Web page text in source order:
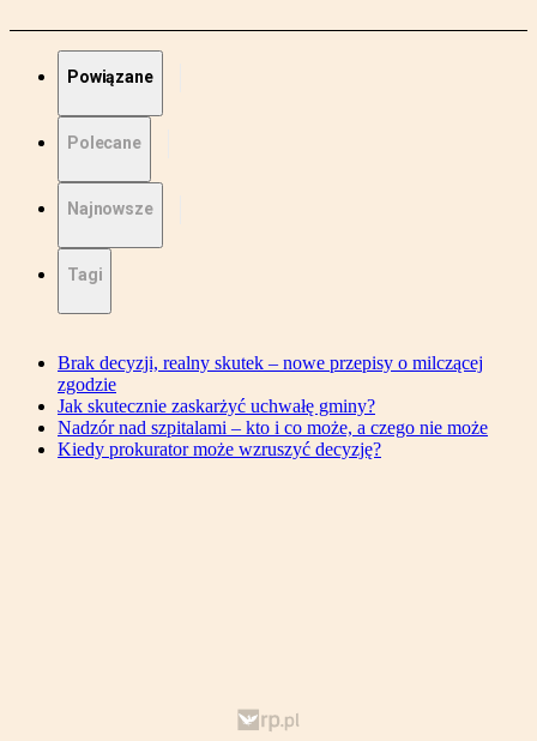
Powiązane
Polecane
Najnowsze
Tagi
Brak decyzji, realny skutek – nowe przepisy o milczącej
zgodzie
Jak skutecznie zaskarżyć uchwałę gminy?
Nadzór nad szpitalami – kto i co może, a czego nie może
Kiedy prokurator może wzruszyć decyzję?